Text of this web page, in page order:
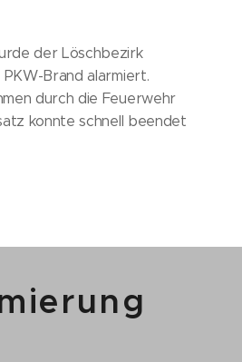
der Löschbezirk
Brand alarmiert.
durch die Feuerwehr
konnte schnell beendet